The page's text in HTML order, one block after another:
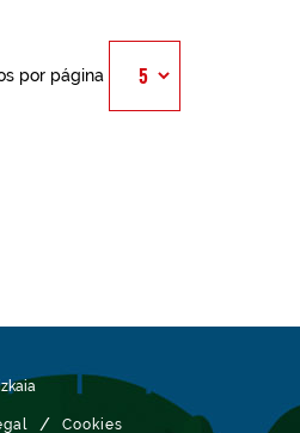
por página
/ Cookies